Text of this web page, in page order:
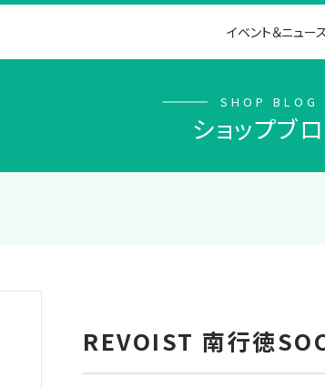
イベント＆ニュー
SHOP BLOG
ショップブ
REVOIST 南行徳